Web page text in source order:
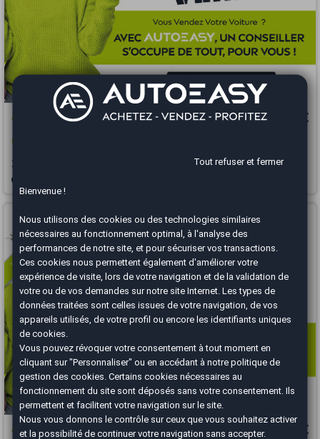
Audi Q3 13 500 €
(8U) 2.0 TDI S-Tronic7 177cv AMBIENTE
2014 Automatique
Vous arrivez trop tard
Audi Q3 26 990 €
Tout refuser et fermer
Bienvenue !
Nous utilisons des cookies ou des technologies similaires
nécessaires au fonctionnement optimal, à l'analyse des
performances de notre site, et pour sécuriser vos transactions.
Ces cookies nous permettent également d'améliorer votre
expérience de visite, lors de votre navigation et de la validation de
votre ou de vos demandes sur notre site Internet. Les types de
données traitées sont celles issues de votre navigation, de vos
appareils utilisés, de votre profil ou encore les identifiants uniques
de cookies.
Vous pouvez révoquer votre consentement à tout moment en
cliquant sur "Personnaliser" ou en accédant à notrepolitique de
gestion des cookies . Certains cookies nécessaires au
fonctionnement du site sont déposés sans votre consentement. Ils
permettent et facilitent votre navigation sur le site.
Nous vous donnons le contrôle sur ceux que vous souhaitez activer
et la possibilité de continuer votre navigation sans accepter.